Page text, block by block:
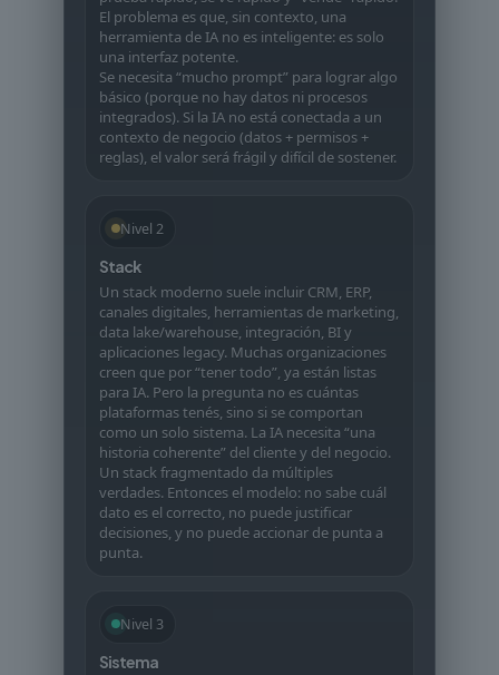
El problema es que, sin contexto, una
herramienta de IA no es inteligente: es solo
una interfaz potente.
Se necesita “mucho prompt” para lograr algo
básico (porque no hay datos ni procesos
integrados). Si la IA no está conectada a un
contexto de negocio (datos + permisos +
reglas), el valor será frágil y difícil de sostener.
Nivel 2
Stack
Un stack moderno suele incluir CRM, ERP,
canales digitales, herramientas de marketing,
data lake/warehouse, integración, BI y
aplicaciones legacy. Muchas organizaciones
creen que por “tener todo”, ya están listas
para IA. Pero la pregunta no es cuántas
plataformas tenés, sino si se comportan
como un solo sistema. La IA necesita “una
historia coherente” del cliente y del negocio.
Un stack fragmentado da múltiples
verdades. Entonces el modelo: no sabe cuál
dato es el correcto, no puede justificar
decisiones, y no puede accionar de punta a
punta.
Nivel 3
Sistema